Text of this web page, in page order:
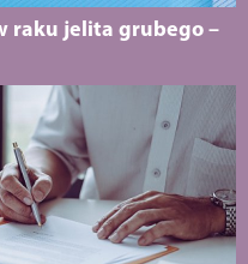
raku jelita grubego –